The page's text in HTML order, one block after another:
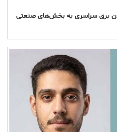
برق سراسری به بخش‌های صنعتی